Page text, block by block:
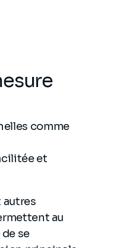
comme
et
autres
au
se